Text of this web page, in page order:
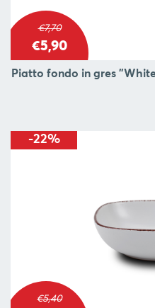
OFFERTE
RICETTE
AZIENDA
€7,70
€5,90
Piatto fondo in gres
-22%
€5,40